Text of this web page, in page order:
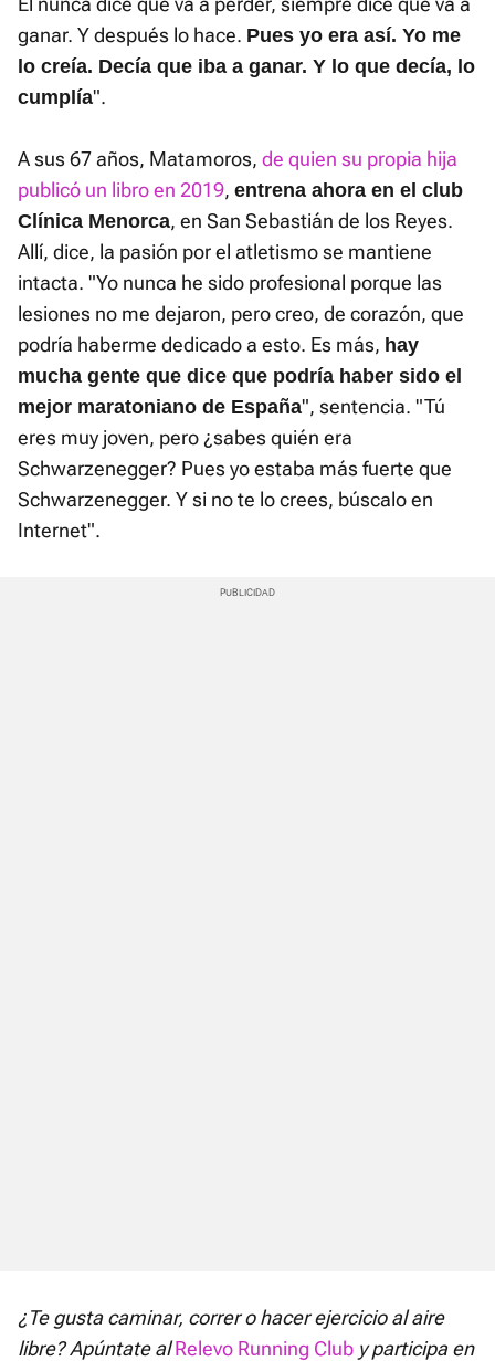
ganar. Y después lo hace. Pues yo era así. Yo me
lo creía. Decía que iba a ganar. Y lo que decía, lo
cumplía".
A sus 67 años, Matamoros, de quien su propia hija
publicó un libro en 2019, entrena ahora en el club
Clínica Menorca, en San Sebastián de los Reyes.
Allí, dice, la pasión por el atletismo se mantiene
intacta. "Yo nunca he sido profesional porque las
lesiones no me dejaron, pero creo, de corazón, que
podría haberme dedicado a esto. Es más, hay
mucha gente que dice que podría haber sido el
mejor maratoniano de España", sentencia. "Tú
eres muy joven, pero ¿sabes quién era
Schwarzenegger? Pues yo estaba más fuerte que
Schwarzenegger. Y si no te lo crees, búscalo en
Internet".
¿Te gusta caminar, correr o hacer ejercicio al aire
libre? Apúntate alRelevo Running Club y participa en